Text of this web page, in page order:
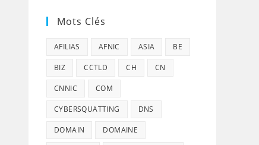
Mots Clés
AFILIAS AFNIC ASIA BE
BIZ CCTLD CH CN
CNNIC COM
CYBERSQUATTING DNS
DOMAIN DOMAINE